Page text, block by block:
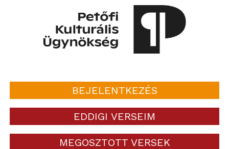
BEJELENTKEZÉS
EDDIGI VERSEIM
MEGOSZTOTT VERSEK